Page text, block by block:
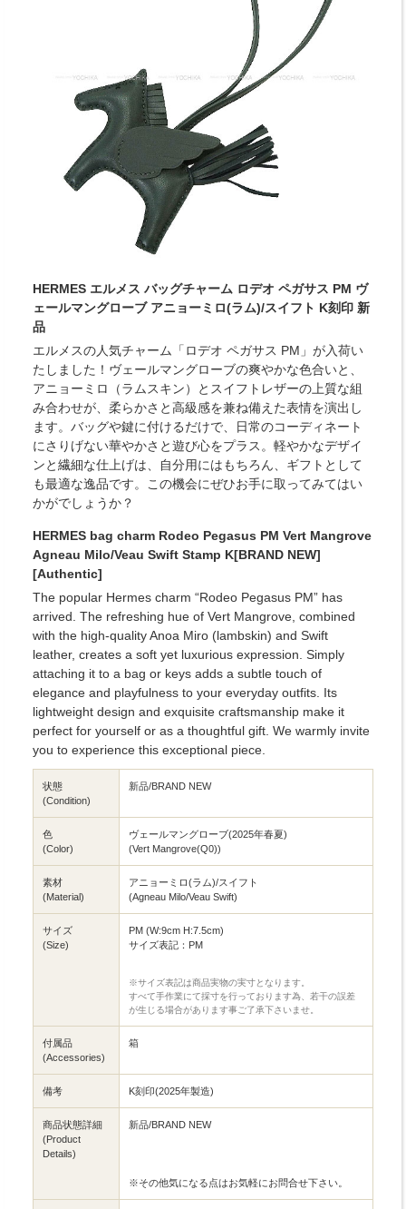
HERMES エルメス バッグチャーム ロデオ ペガサス PM ヴ
ェールマングローブ アニョーミロ(ラム)/スイフト K刻印 新
品
エルメスの人気チャーム「ロデオ ペガサス PM」が入荷い
たしました！ヴェールマングローブの爽やかな色合いと、
アニョーミロ（ラムスキン）とスイフトレザーの上質な組
み合わせが、柔らかさと高級感を兼ね備えた表情を演出し
ます。バッグや鍵に付けるだけで、日常のコーディネート
にさりげない華やかさと遊び心をプラス。軽やかなデザイ
ンと繊細な仕上げは、自分用にはもちろん、ギフトとして
も最適な逸品です。この機会にぜひお手に取ってみてはい
かがでしょうか？
HERMES bag charm Rodeo Pegasus PM Vert Mangrove
Agneau Milo/Veau Swift Stamp K[BRAND NEW]
[Authentic]
The popular Hermes charm “Rodeo Pegasus PM” has
arrived. The refreshing hue of Vert Mangrove, combined
with the high-quality Anoa Miro (lambskin) and Swift
leather, creates a soft yet luxurious expression. Simply
attaching it to a bag or keys adds a subtle touch of
elegance and playfulness to your everyday outfits. Its
lightweight design and exquisite craftsmanship make it
perfect for yourself or as a thoughtful gift. We warmly invite
you to experience this exceptional piece.
状態
(Condition)
新品/BRAND NEW
色
(Color)
ヴェールマングローブ(2025年春夏)
(Vert Mangrove(Q0))
素材
(Material)
アニョーミロ(ラム)/スイフト
(Agneau Milo/Veau Swift)
サイズ
(Size)
PM (W:9cm H:7.5cm)
サイズ表記：PM
※サイズ表記は商品実物の実寸となります。
すべて手作業にて採寸を行っております為、若干の誤差
が生じる場合があります事ご了承下さいませ。
付属品
(Accessories)
箱
備考 K刻印(2025年製造)
商品状態詳細
(Product
Details)
新品/BRAND NEW
※その他気になる点はお気軽にお問合せ下さい。